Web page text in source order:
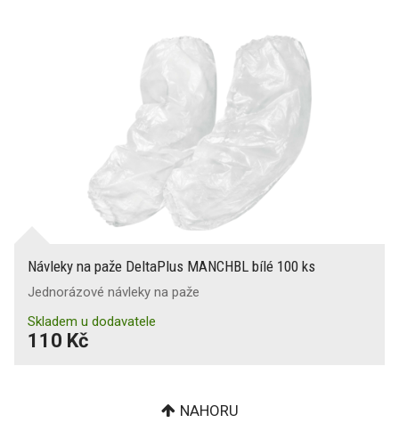
Návleky na paže DeltaPlus MANCHBL bílé 100 ks
Jednorázové návleky na paže
Skladem u dodavatele
110 Kč
NAHORU